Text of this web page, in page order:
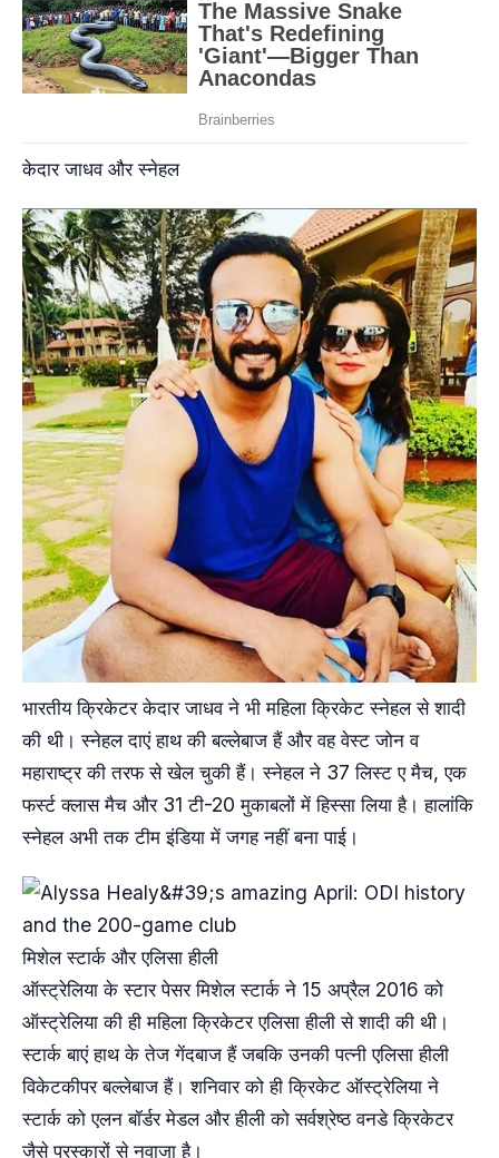
केदार जाधव और स्नेहल
भारतीय क्रिकेटर केदार जाधव ने भी महिला क्रिकेट स्नेहल से शादी
की थी। स्नेहल दाएं हाथ की बल्लेबाज हैं और वह वेस्ट जोन व
महाराष्ट्र की तरफ से खेल चुकी हैं। स्नेहल ने 37 लिस्ट ए मैच, एक
फर्स्ट क्लास मैच और 31 टी-20 मुकाबलों में हिस्सा लिया है। हालांकि
स्नेहल अभी तक टीम इंडिया में जगह नहीं बना पाई।
मिशेल स्टार्क और एलिसा हीली
ऑस्ट्रेलिया के स्टार पेसर मिशेल स्टार्क ने 15 अप्रैल 2016 को
ऑस्ट्रेलिया की ही महिला क्रिकेटर एलिसा हीली से शादी की थी।
स्टार्क बाएं हाथ के तेज गेंदबाज हैं जबकि उनकी पत्नी एलिसा हीली
विकेटकीपर बल्लेबाज हैं। शनिवार को ही क्रिकेट ऑस्ट्रेलिया ने
स्टार्क को एलन बॉर्डर मेडल और हीली को सर्वश्रेष्ठ वनडे क्रिकेटर
जैसे पुरस्कारों से नवाजा है।